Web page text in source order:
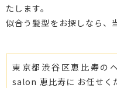
たします。
似合う髪型をお探しなら、
東京都渋谷区恵比寿の
salon 恵比寿に お任せく